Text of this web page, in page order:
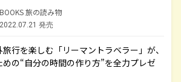
BOOKS 旅の読み物
2022.07.21 発売
行を楽しむ「リーマントラベラー」が、
の“自分の時間の作り方”を全力プレゼ